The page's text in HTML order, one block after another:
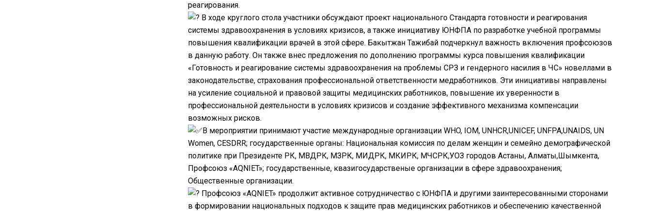
реагирования.
В ходе круглого стола участники обсуждают проект национального Стандарта готовности и реагирования
системы здравоохранения в условиях кризисов, а также инициативу ЮНФПА по разработке учебной программы
повышения квалификации врачей в этой сфере. Бакытжан Тажибай подчеркнул важность включения профсоюзов
в данную работу. Он также внес предложения по дополнению программы курса повышения квалификации
«Готовность и реагирование системы здравоохранения на проблемы СРЗ и гендерного насилия в ЧС» новеллами в
законодательстве, страхования профессиональной ответственности медработников. Эти инициативы направлены
на усиление социальной и правовой защиты медицинских работников, повышение их уверенности в
профессиональной деятельности в условиях кризисов и создание эффективного механизма компенсации
возможных рисков.
В мероприятии принимают участие международные организации WHO, IOM, UNHCR,UNICEF, UNFPA,UNAIDS, UN
Women, CESDRR; государственные органы: Национальная комиссия по делам женщин и семейно демографической
политике при Президенте РК, МВДРК, МЗРК, МИДРК, МКИРК, МЧСРК,УОЗ городов Астаны, Алматы,Шымкента,
Профсоюз «AQNIET»; государственные, квазигосударственые организации в сфере здравоохранения;
Общественные организации.
Профсоюз «AQNIET» продолжит активное сотрудничество с ЮНФПА и другими заинтересованными сторонами
в формировании национальных подходов к защите прав медицинских работников и обеспечению качественной